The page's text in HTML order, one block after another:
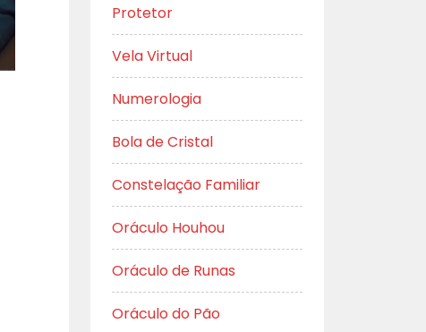
Protetor
Vela Virtual
Numerologia
Bola de Cristal
Constelação Familiar
Oráculo Houhou
Oráculo de Runas
Oráculo do Pão